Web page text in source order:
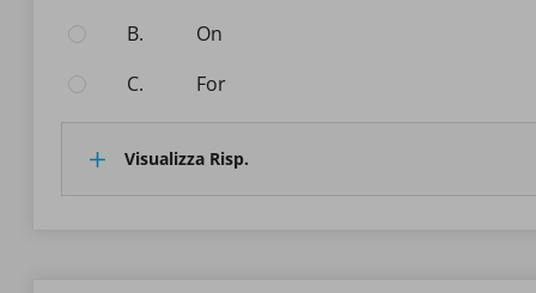
B.
on
C.
for
Visualizza Risp.